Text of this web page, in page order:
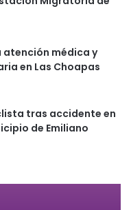
atención médica y
en Las Choapas
tras accidente en
de Emiliano